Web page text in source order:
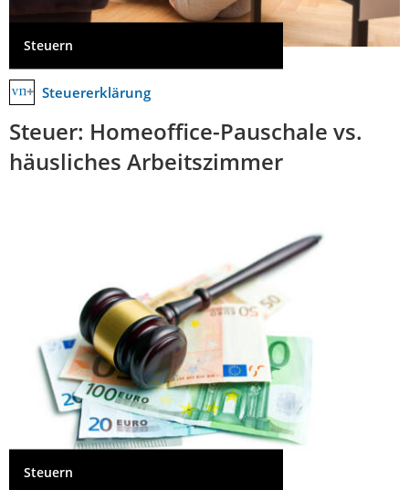
Steuern
Steuererklärung
Steuer: Homeoffice-Pauschale vs.
häusliches Arbeitszimmer
Steuern